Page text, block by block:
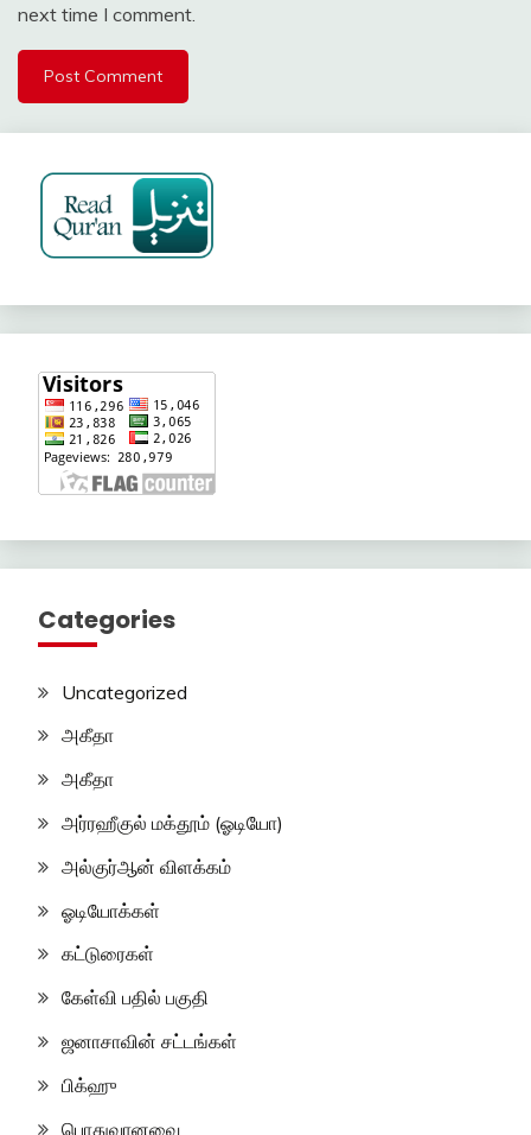
next time I comment.
Categories
Uncategorized
அகீதா
அகீதா
அர்ரஹீகுல் மக்தூம் (ஓடியோ)
அல்குர்ஆன் விளக்கம்
ஓடியோக்கள்
கட்டுரைகள்
கேள்வி பதில் பகுதி
ஜனாசாவின் சட்டங்கள்
பிக்ஹு
பொதுவானவை